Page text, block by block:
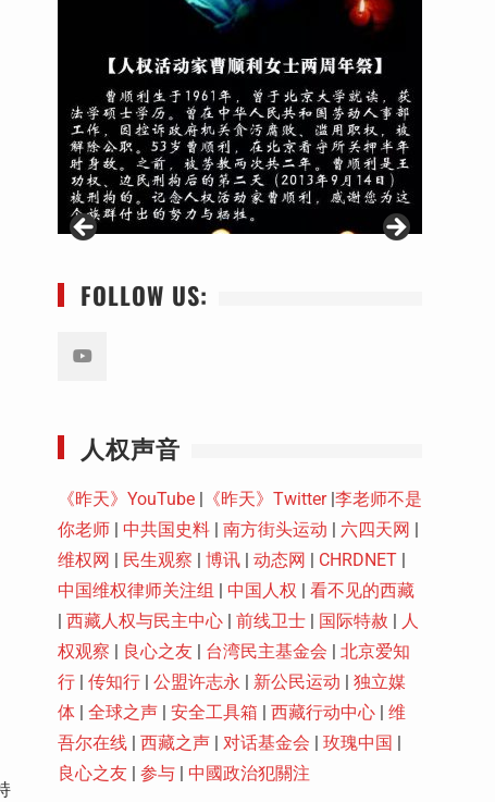
FOLLOW US:
人权声音
《昨天》YouTube | 《昨天》Twitter|李老师不是
你老师 | 中共国史料 | 南方街头运动 | 六四天网 |
维权网 | 民生观察 | 博讯 | 动态网 | CHRDNET |
中国维权律师关注组 | 中国人权 | 看不见的西藏
| 西藏人权与民主中心 | 前线卫士 | 国际特赦 | 人
权观察 | 良心之友 | 台湾民主基金会 | 北京爱知
行 | 传知行 | 公盟许志永 | 新公民运动 | 独立媒
体 | 全球之声 | 安全工具箱 | 西藏行动中心 | 维
吾尔在线 | 西藏之声 | 对话基金会 | 玫瑰中国 |
良心之友 | 参与 | 中國政治犯關注